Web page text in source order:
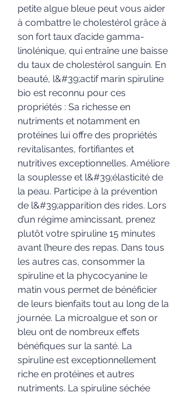
petite algue bleue peut vous aider
à combattre le cholestérol grâce à
son fort taux d’acide gamma-
linolénique, qui entraîne une baisse
du taux de cholestérol sanguin. En
beauté, l&#39;actif marin spiruline
bio est reconnu pour ces
propriétés : Sa richesse en
nutriments et notamment en
protéines lui offre des propriétés
revitalisantes, fortifiantes et
nutritives exceptionnelles. Améliore
la souplesse et l&#39;élasticité de
la peau. Participe à la prévention
de l&#39;apparition des rides. Lors
d’un régime amincissant, prenez
plutôt votre spiruline 15 minutes
avant l’heure des repas. Dans tous
les autres cas, consommer la
spiruline et la phycocyanine le
matin vous permet de bénéficier
de leurs bienfaits tout au long de la
journée. La microalgue et son or
bleu ont de nombreux effets
bénéfiques sur la santé. La
spiruline est exceptionnellement
riche en protéines et autres
nutriments. La spiruline séchée